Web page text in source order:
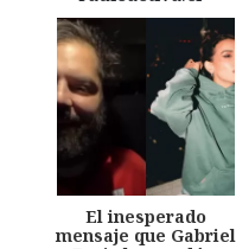
El inesperado
mensaje que Gabriel